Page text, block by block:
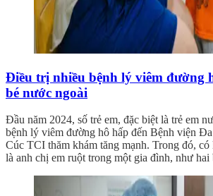
Điều trị nhiều bệnh lý viêm đường
bé nước ngoài
Đầu năm 2024, số trẻ em, đặc biệt là trẻ em
bệnh lý viêm đường hô hấp đến Bệnh viện
Cúc TCI thăm khám tăng mạnh. Trong đó,
là anh chị em ruột trong một gia đình, như